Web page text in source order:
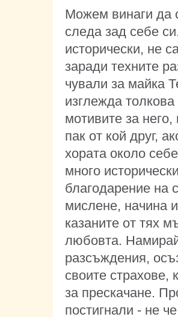
Можем винаги да
следа зад себе
исторически, не
заради техните
чували за майка
изглежда
мотивите за
пак от кой друг,
хората около
много
благодарение на
мислене, начина
казаните от тях
любовта.
разсъждения,
своите
за прескачане.
постигнали - не